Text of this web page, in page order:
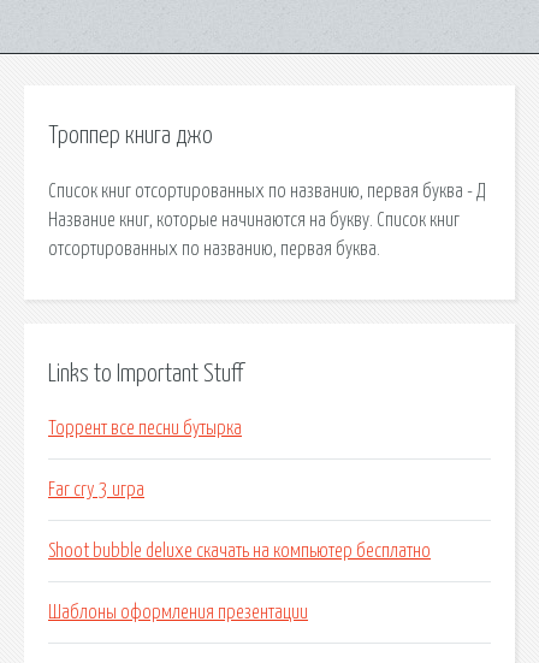
Троппер книга джо
Список книг отсортированных по названию, первая буква - Д
Название книг, которые начинаются на букву. Список книг
отсортированных по названию, первая буква.
Links to Important Stuff
Торрент все песни бутырка
Far cry 3 игра
Shoot bubble deluxe скачать на компьютер бесплатно
Шаблоны оформления презентации